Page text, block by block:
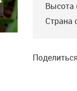
Высота
Страна